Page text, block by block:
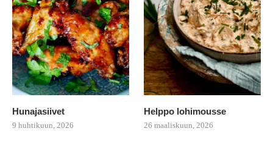
Hunajasiivet
9 huhtikuun, 2026
Helppo lohimousse
26 maaliskuun, 2026